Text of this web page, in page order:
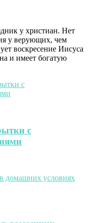
у христиан. Нет
у верующих, чем
воскресение Иисуса
и имеет богатую
с